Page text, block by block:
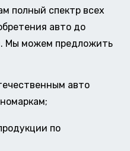
полный спектр всех
авто до
Мы можем предложить
авто
по